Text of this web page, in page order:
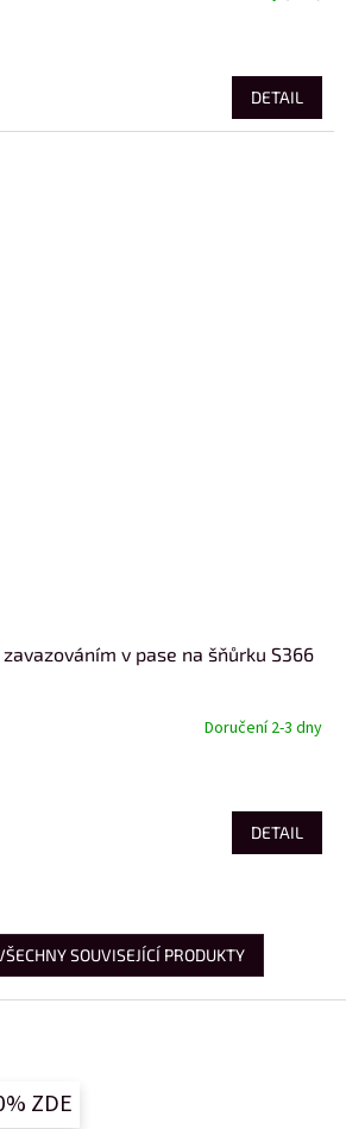
DETAIL
v pase na šňůrku S366
Doručení 2-3 dny
DETAIL
SOUVISEJÍCÍ PRODUKTY
ZDE